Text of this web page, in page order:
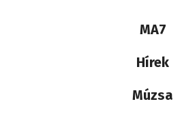
MA7
Hírek
Múzsa